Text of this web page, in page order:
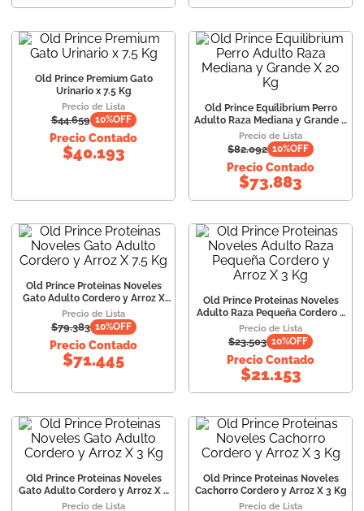
Old Prince Premium Gato
Urinario x 7.5 Kg
Precio de Lista
$44.659 10%OFF
Precio Contado
$40.193
Old Prince Equilibrium Perro
Adulto Raza Mediana y Grande X
20 Kg
Precio de Lista
$82.092 10%OFF
Precio Contado
$73.883
Old Prince Proteinas Noveles
Gato Adulto Cordero y Arroz X
7.5 Kg
Precio de Lista
$79.383 10%OFF
Precio Contado
$71.445
Old Prince Proteinas Noveles
Adulto Raza Pequeña Cordero y
Arroz X 3 Kg
Precio de Lista
$23.503 10%OFF
Precio Contado
$21.153
Old Prince Proteinas Noveles
Gato Adulto Cordero y Arroz X 3
Kg
Precio de Lista
Old Prince Proteinas Noveles
Cachorro Cordero y Arroz X 3 Kg
Precio de Lista